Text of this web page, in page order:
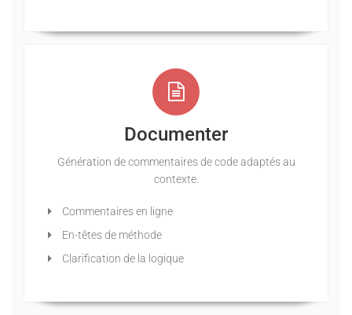
Documenter
Génération de commentaires de code adaptés au
contexte.
Commentaires en ligne
En-têtes de méthode
Clarification de la logique